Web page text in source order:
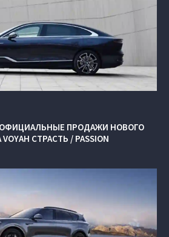
ПРОДАЖИ НОВОГО
СТРАСТЬ / PASSION